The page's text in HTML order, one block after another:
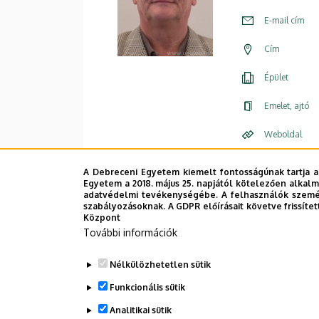
E-mail cím
Cím
Épület
Emelet, ajtó
Weboldal
A Debreceni Egyetem kiemelt fontosságúnak
Egyetem a 2018. május 25. napjától kötelezően
adatvédelmi tevékenységébe. A felhasználók
szabályozásoknak. A GDPR előírásait követve
Központ
További információk
Nélkülözhetetlen sütik
Funkcionális sütik
Analitikai sütik